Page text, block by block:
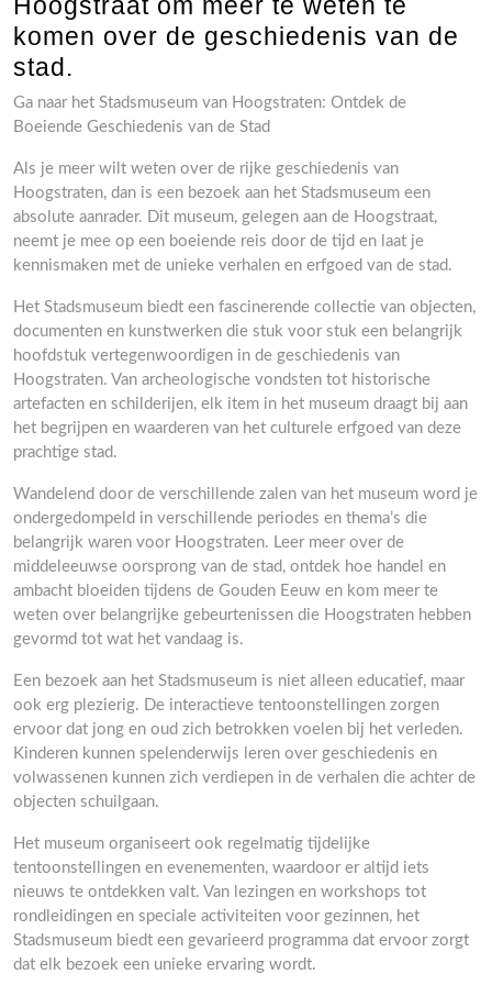
komen over de geschiedenis van de
stad.
Ga naar het Stadsmuseum van Hoogstraten: Ontdek de
Boeiende Geschiedenis van de Stad
Als je meer wilt weten over de rijke geschiedenis van
Hoogstraten, dan is een bezoek aan het Stadsmuseum een
absolute aanrader. Dit museum, gelegen aan de Hoogstraat,
neemt je mee op een boeiende reis door de tijd en laat je
kennismaken met de unieke verhalen en erfgoed van de stad.
Het Stadsmuseum biedt een fascinerende collectie van objecten,
documenten en kunstwerken die stuk voor stuk een belangrijk
hoofdstuk vertegenwoordigen in de geschiedenis van
Hoogstraten. Van archeologische vondsten tot historische
artefacten en schilderijen, elk item in het museum draagt bij aan
het begrijpen en waarderen van het culturele erfgoed van deze
prachtige stad.
Wandelend door de verschillende zalen van het museum word je
ondergedompeld in verschillende periodes en thema’s die
belangrijk waren voor Hoogstraten. Leer meer over de
middeleeuwse oorsprong van de stad, ontdek hoe handel en
ambacht bloeiden tijdens de Gouden Eeuw en kom meer te
weten over belangrijke gebeurtenissen die Hoogstraten hebben
gevormd tot wat het vandaag is.
Een bezoek aan het Stadsmuseum is niet alleen educatief, maar
ook erg plezierig. De interactieve tentoonstellingen zorgen
ervoor dat jong en oud zich betrokken voelen bij het verleden.
Kinderen kunnen spelenderwijs leren over geschiedenis en
volwassenen kunnen zich verdiepen in de verhalen die achter de
objecten schuilgaan.
Het museum organiseert ook regelmatig tijdelijke
tentoonstellingen en evenementen, waardoor er altijd iets
nieuws te ontdekken valt. Van lezingen en workshops tot
rondleidingen en speciale activiteiten voor gezinnen, het
Stadsmuseum biedt een gevarieerd programma dat ervoor zorgt
dat elk bezoek een unieke ervaring wordt.